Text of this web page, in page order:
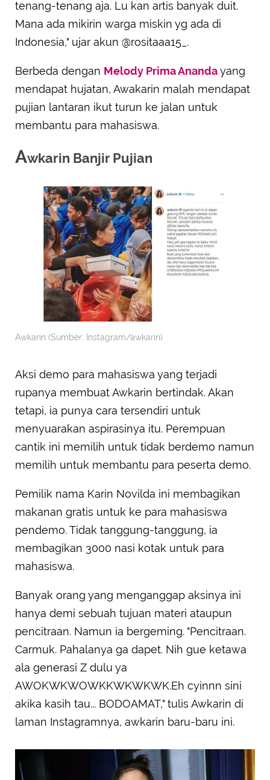
tenang-tenang aja. Lu kan artis banyak duit.
Mana ada mikirin warga miskin yg ada di
Indonesia," ujar akun @rositaaa15_.
Berbeda dengan Melody Prima Anandayang
mendapat hujatan, Awakarin malah mendapat
pujian lantaran ikut turun ke jalan untuk
membantu para mahasiswa.
Awkarin Banjir Pujian
Awkarin (Sumber: Instagram/awkarin)
Aksi demo para mahasiswa yang terjadi
rupanya membuat Awkarin bertindak. Akan
tetapi, ia punya cara tersendiri untuk
menyuarakan aspirasinya itu. Perempuan
cantik ini memilih untuk tidak berdemo namun
memilih untuk membantu para peserta demo.
Pemilik nama Karin Novilda ini membagikan
makanan gratis untuk ke para mahasiswa
pendemo. Tidak tanggung-tanggung, ia
membagikan 3000 nasi kotak untuk para
mahasiswa.
Banyak orang yang menganggap aksinya ini
hanya demi sebuah tujuan materi ataupun
pencitraan. Namun ia bergeming. "Pencitraan.
Carmuk. Pahalanya ga dapet. Nih gue ketawa
ala generasi Z dulu ya
AWOKWKWOWKKWKWKWK.Eh cyinnn sini
akika kasih tau... BODOAMAT," tulis Awkarin di
laman Instagramnya, awkarin baru-baru ini.